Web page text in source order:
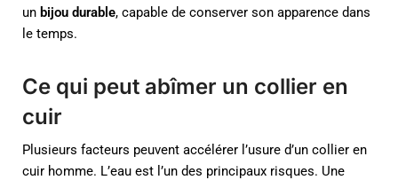
un bijou durable, capable de conserver son apparence dans
le temps.
Ce qui peut abîmer un collier en
cuir
Plusieurs facteurs peuvent accélérer l’usure d’un collier en
cuir homme. L’eau est l’un des principaux risques. Une